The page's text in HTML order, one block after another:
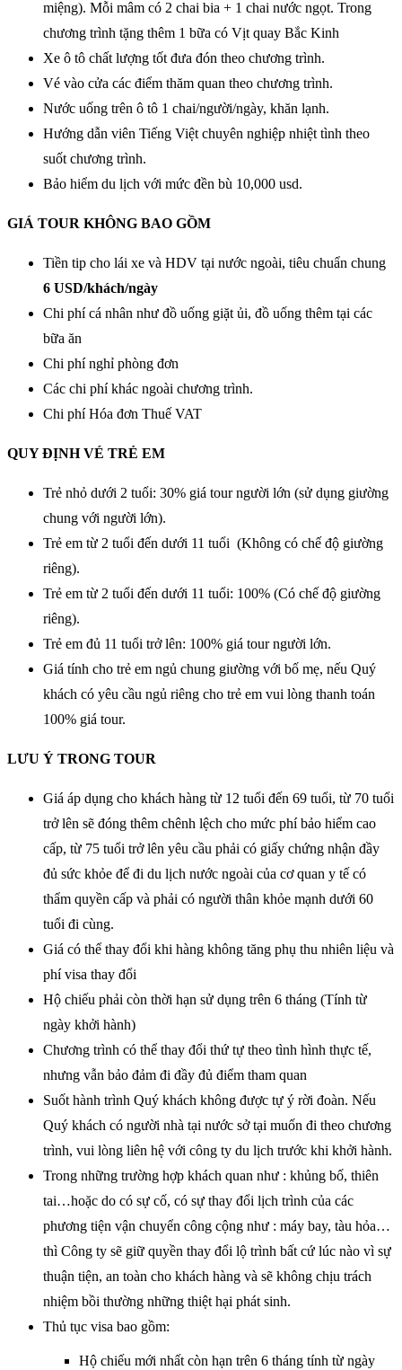
miệng). Mỗi mâm có 2 chai bia + 1 chai nước ngọt. Trong
chương trình tặng thêm 1 bữa có Vịt quay Bắc Kinh
Xe ô tô chất lượng tốt đưa đón theo chương trình.
Vé vào cửa các điểm thăm quan theo chương trình.
Nước uống trên ô tô 1 chai/người/ngày, khăn lạnh.
Hướng dẫn viên Tiếng Việt chuyên nghiệp nhiệt tình theo
suốt chương trình.
Bảo hiểm du lịch với mức đền bù 10,000 usd.
GIÁ TOUR KHÔNG BAO GỒM
Tiền tip cho lái xe và HDV tại nước ngoài, tiêu chuẩn chung
6 USD/khách/ngày
Chi phí cá nhân như đồ uống giặt ủi, đồ uống thêm tại các
bữa ăn
Chi phí nghỉ phòng đơn
Các chi phí khác ngoài chương trình.
Chi phí Hóa đơn Thuế VAT
QUY ĐỊNH VÉ TRẺ EM
Trẻ nhỏ dưới 2 tuổi: 30% giá tour người lớn (sử dụng giường
chung với người lớn).
Trẻ em từ 2 tuổi đến dưới 11 tuổi (Không có chế độ giường
riêng).
Trẻ em từ 2 tuổi đến dưới 11 tuổi: 100% (Có chế độ giường
riêng).
Trẻ em đủ 11 tuổi trở lên: 100% giá tour người lớn.
Giá tính cho trẻ em ngủ chung giường với bố mẹ, nếu Quý
khách có yêu cầu ngủ riêng cho trẻ em vui lòng thanh toán
100% giá tour.
LƯU Ý TRONG TOUR
Giá áp dụng cho khách hàng từ 12 tuổi đến 69 tuổi, từ 70 tuổi
trở lên sẽ đóng thêm chênh lệch cho mức phí bảo hiểm cao
cấp, từ 75 tuổi trở lên yêu cầu phải có giấy chứng nhận đầy
đủ sức khỏe để đi du lịch nước ngoài của cơ quan y tế có
thẩm quyền cấp và phải có người thân khỏe mạnh dưới 60
tuổi đi cùng.
Giá có thể thay đổi khi hàng không tăng phụ thu nhiên liệu và
phí visa thay đổi
Hộ chiếu phải còn thời hạn sử dụng trên 6 tháng (Tính từ
ngày khởi hành)
Chương trình có thể thay đổi thứ tự theo tình hình thực tế,
nhưng vẫn bảo đảm đi đầy đủ điểm tham quan
Suốt hành trình Quý khách không được tự ý rời đoàn. Nếu
Quý khách có người nhà tại nước sở tại muốn đi theo chương
trình, vui lòng liên hệ với công ty du lịch trước khi khởi hành.
Trong những trường hợp khách quan như : khủng bố, thiên
tai…hoặc do có sự cố, có sự thay đổi lịch trình của các
phương tiện vận chuyển công cộng như : máy bay, tàu hỏa…
thì Công ty sẽ giữ quyền thay đổi lộ trình bất cứ lúc nào vì sự
thuận tiện, an toàn cho khách hàng và sẽ không chịu trách
nhiệm bồi thường những thiệt hại phát sinh.
Thủ tục visa bao gồm:
Hộ chiếu mới nhất còn hạn trên 6 tháng tính từ ngày